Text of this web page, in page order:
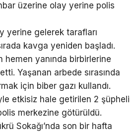
üzerine olay yerine polis
yerine gelerek tarafları
kavga yeniden başladı.
hemen yanında birbirlerine
Yaşanan arbede sırasında
için biber gazı kullandı.
etkisiz hale getirilen 2 şüpheli
merkezine götürüldü.
Sokağı’nda son bir hafta